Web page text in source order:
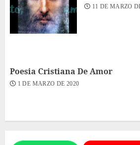
11 DE MARZO
Poesia Cristiana De Amor
1 DE MARZO DE 2020